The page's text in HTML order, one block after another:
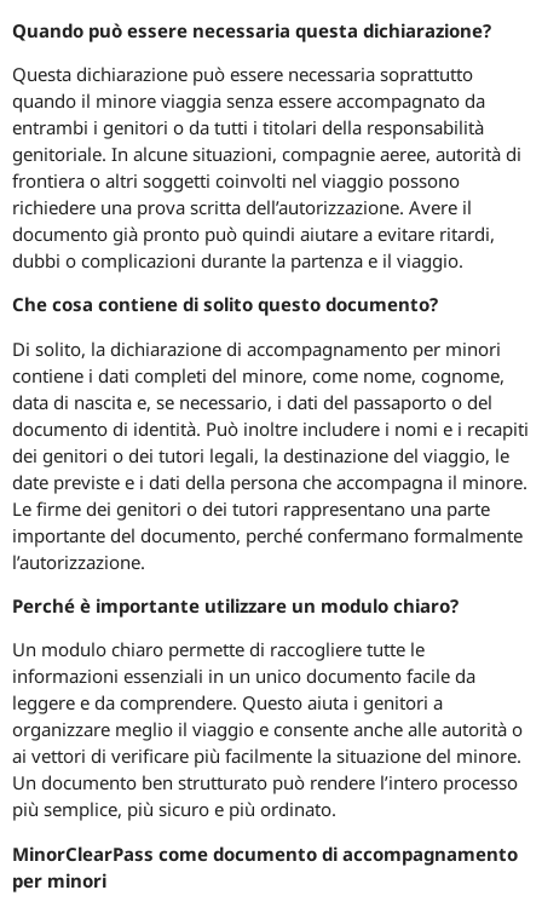
Quando può essere necessaria questa dichiarazione?
Questa dichiarazione può essere necessaria soprattutto
quando il minore viaggia senza essere accompagnato da
entrambi i genitori o da tutti i titolari della responsabilità
genitoriale. In alcune situazioni, compagnie aeree, autorità di
frontiera o altri soggetti coinvolti nel viaggio possono
richiedere una prova scritta dell’autorizzazione. Avere il
documento già pronto può quindi aiutare a evitare ritardi,
dubbi o complicazioni durante la partenza e il viaggio.
Che cosa contiene di solito questo documento?
Di solito, la dichiarazione di accompagnamento per minori
contiene i dati completi del minore, come nome, cognome,
data di nascita e, se necessario, i dati del passaporto o del
documento di identità. Può inoltre includere i nomi e i recapiti
dei genitori o dei tutori legali, la destinazione del viaggio, le
date previste e i dati della persona che accompagna il minore.
Le firme dei genitori o dei tutori rappresentano una parte
importante del documento, perché confermano formalmente
l’autorizzazione.
Perché è importante utilizzare un modulo chiaro?
Un modulo chiaro permette di raccogliere tutte le
informazioni essenziali in un unico documento facile da
leggere e da comprendere. Questo aiuta i genitori a
organizzare meglio il viaggio e consente anche alle autorità o
ai vettori di verificare più facilmente la situazione del minore.
Un documento ben strutturato può rendere l’intero processo
più semplice, più sicuro e più ordinato.
MinorClearPass come documento di accompagnamento
per minori